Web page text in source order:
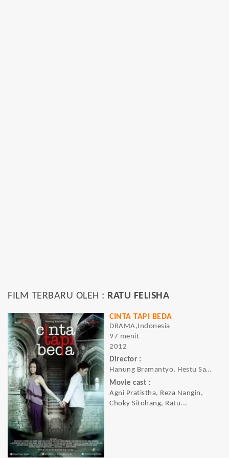
FILM TERBARU OLEH : RATU FELISHA
CINTA TAPI BEDA
DRAMA,Indonesia
97 menit
2012
Director :
Hanung Bramantyo, Hestu Saputra
Movie cast :
Agni Pratistha, Reza Nangin,
Choky Sitohang, Ratu...